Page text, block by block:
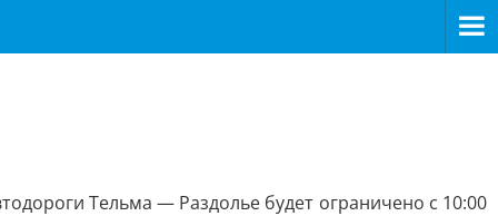
Тельма — Раздолье будет ограничено с 10:00